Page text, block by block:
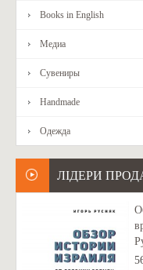
Books in English
Медиа
Сувениры
Handmade
Одежда
ЛІДЕРИ